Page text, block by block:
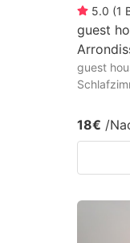
5.0 (1
guest
guest
18€ /